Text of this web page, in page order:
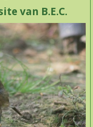
van B.E.C.